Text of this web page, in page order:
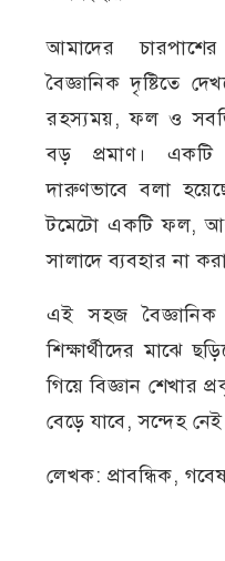
আমাদের
বৈজ্ঞানিক দৃষ্টিতে
রহস্যময়, ফল ও
বড় প্রমাণ। একটি
দারুণভাবে বলা
টমেটো একটি ফল, আর
সালাদে ব্যবহার না
এই সহজ বৈজ্ঞানিক
শিক্ষার্থীদের মাঝে
গিয়ে বিজ্ঞান
বেড়ে যাবে, সন্দেহ
লেখক: প্রাবন্ধিক,